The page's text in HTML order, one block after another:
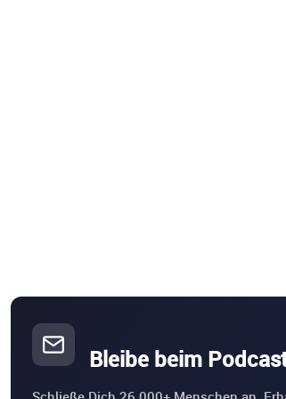
Bleibe beim